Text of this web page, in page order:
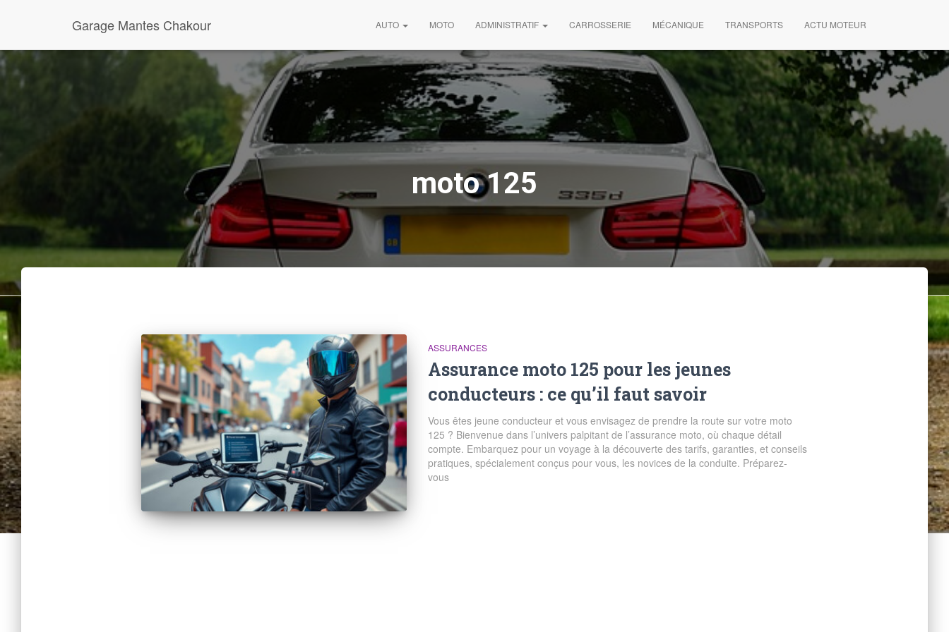
Garage Mantes Chakour AUTO MOTO ADMINISTRATIF CARROSSERIE MÉCANIQUE TRANSPORTS ACTU MOTEUR
moto 125
ASSURANCES
Assurance moto 125 pour les jeunes
conducteurs : ce qu’il faut savoir
Vous êtes jeune conducteur et vous envisagez de prendre la route sur votre moto
125 ? Bienvenue dans l’univers palpitant de l’assurance moto, où chaque détail
compte. Embarquez pour un voyage à la découverte des tarifs, garanties, et conseils
pratiques, spécialement conçus pour vous, les novices de la conduite. Préparez-
vous